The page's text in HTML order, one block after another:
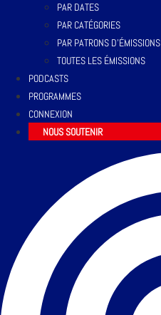
PAR DATES
PAR CATÉGORIES
PAR PATRONS D’ÉMISSIONS
TOUTES LES ÉMISSIONS
PODCASTS
PROGRAMMES
CONNEXION
NOUS SOUTENIR